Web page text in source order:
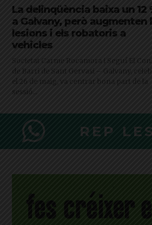
La delinqüència baixa un 12
a Galvany, però augmenten
lesions i els robatoris a
vehicles
Societat Carme Rocamora i Seguí El Consell
de Barri de Sant Gervasi – Galvany,
el 26 de maig, va centrar bona part de la
sessió...
REP